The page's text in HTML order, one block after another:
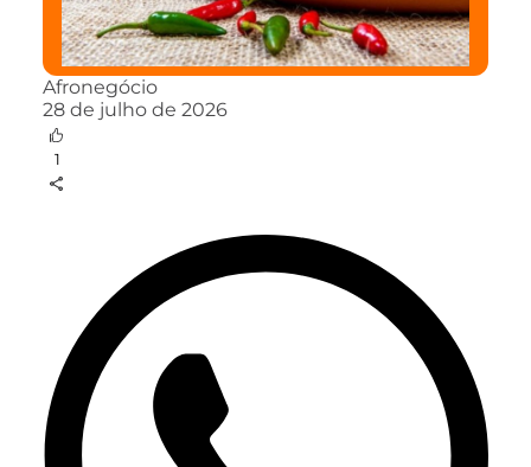
Afronegócio
28 de julho de 2026
1